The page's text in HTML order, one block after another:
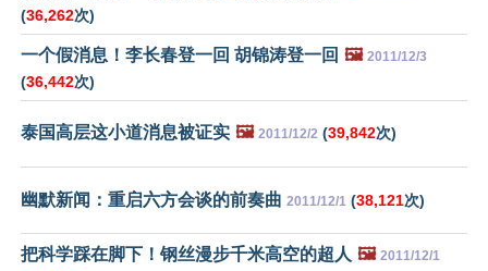
(36,262次)
一个假消息！李长春登一回 胡锦涛登一回 🖼️ 2011/12/3
(36,442次)
泰国高层这小道消息被证实 🖼️ 2011/12/2 (39,842次)
幽默新闻：重启六方会谈的前奏曲 2011/12/1 (38,121次)
把科学踩在脚下！钢丝漫步千米高空的超人 🖼️ 2011/12/1